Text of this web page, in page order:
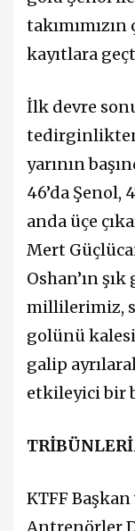
takımımızın
kayıtlara
İlk devre
yarının
46’da Şenol,
anda üçe
Mert
Oshan’ın
millilerimiz,
golünü
galip
etkileyici bir
KTFF